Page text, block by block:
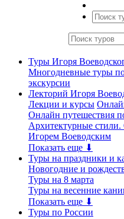
Туры Игоря
Многодневные туры
экскурсии
Лекторий Игоря
Лекции и курсы
Онлайн путешествия
Архитектурные
Игорем Воеводским
Показать еще ⬇
Туры на праздники и
Новогодние и
Туры на 8 марта
Туры на весенние
Показать еще ⬇
Туры по России